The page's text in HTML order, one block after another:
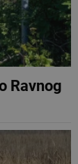
Ravnog